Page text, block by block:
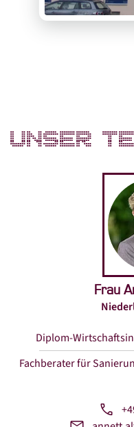
E-Rechnung
Kontakt
UNSER
Frau
Diplom-
Fachberater für